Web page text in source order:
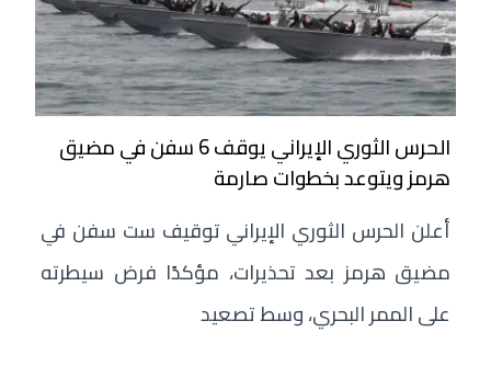
الحرس الثوري الإيراني يوقف 6 سفن في مضيق
هرمز ويتوعد بخطوات صارمة
أعلن الحرس الثوري الإيراني توقيف ست سفن في
مضيق هرمز بعد تحذيرات، مؤكدًا فرض سيطرته
على الممر البحري، وسط تصعيد